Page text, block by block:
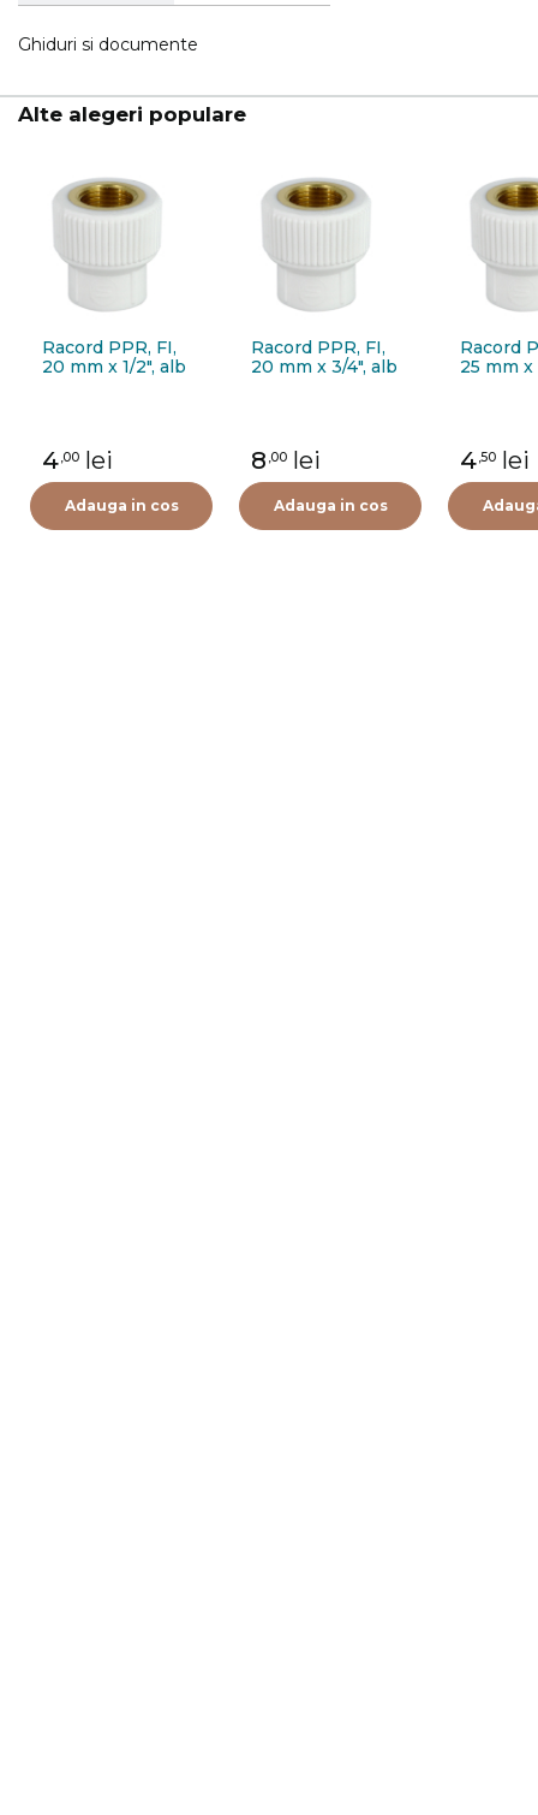
Ghiduri si documente
Alte alegeri populare
Racord PPR, FI,
20 mm x 1/2", alb
4,00 lei
Adauga in cos
Racord PPR, FI,
20 mm x 3/4", alb
8 ,00 lei
Adauga in cos
Racord
25 mm x
4,50 lei